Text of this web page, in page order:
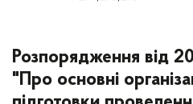
Розпорядження від
"Про основні